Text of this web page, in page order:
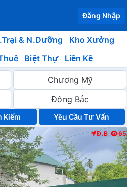
Đăng Nhập
& N.Dưỡng
Kho Xưởng
Biệt Thự Liền Kề
Yêu Cầu Tư Vấn
Đ.B 65